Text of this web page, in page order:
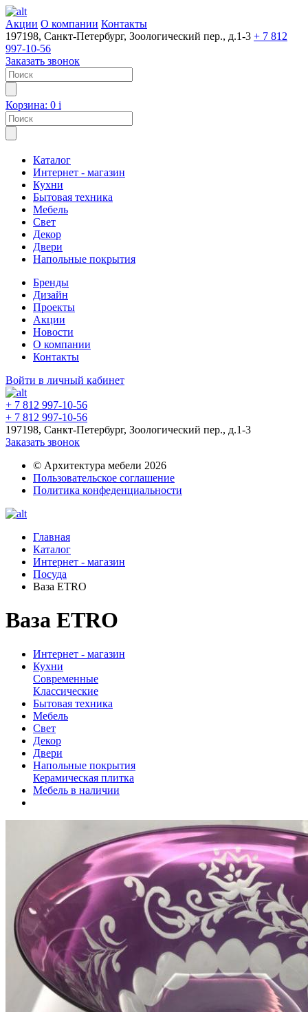
Акции О компании Контакты
197198, Санкт-Петербург, Зоологический пер., д.1-3 + 7 812
997-10-56
Заказать звонок
Корзина: 0 i
Каталог
Интернет - магазин
Кухни
Бытовая техника
Мебель
Свет
Декор
Двери
Напольные покрытия
Бренды
Дизайн
Проекты
Акции
Новости
О компании
Контакты
Войти в личный кабинет
+ 7 812 997-10-56
+ 7 812 997-10-56
197198, Санкт-Петербург, Зоологический пер., д.1-3
Заказать звонок
© Архитектура мебели 2026
Пользовательское соглашение
Политика конфеденциальности
Главная
Каталог
Интернет - магазин
Посуда
Ваза ETRO
Ваза ETRO
Интернет - магазин
Кухни
Современные
Классические
Бытовая техника
Мебель
Свет
Декор
Двери
Напольные покрытия
Керамическая плитка
Мебель в наличии